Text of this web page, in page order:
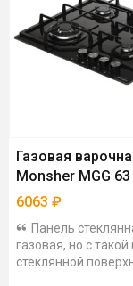
Газовая
Monsher MGG
6063 ₽
Панель
газовая, но с такой
стеклянной